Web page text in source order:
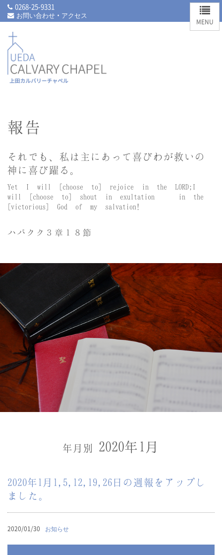
0268-25-9331
お問い合わせ・アクセス
報告
それでも、私は主にあって喜びわが救いの
神に喜び躍る。
Yet I will [choose to] rejoice in the LORD; I
will [choose to] shout in exultation in the
[victorious] God of my salvation!
ハバクク３章１８節
年月別 2020年1月
2020年1月1,5,12,19,26日の週報をアップし
ました。
2020/01/30 お知らせ